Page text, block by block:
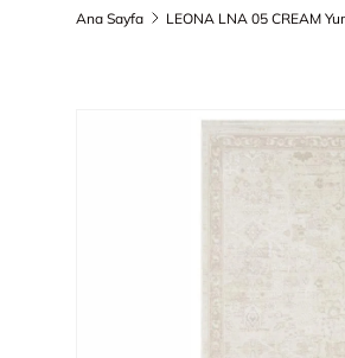
Ana Sayfa
Ürün bilgisine geç